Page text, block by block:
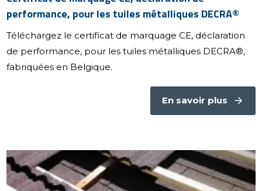
performance, pour les tuiles métalliques DECRA®
Téléchargez le certificat de marquage CE, déclaration
de performance, pour les tuiles métalliques DECRA®,
fabriquées en Belgique.
En savoir plus